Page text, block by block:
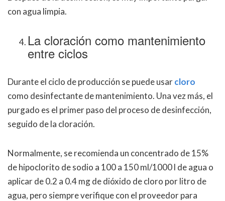
con agua limpia.
La cloración como mantenimiento
entre ciclos
Durante el ciclo de producción se puede usarcloro
como desinfectante de mantenimiento. Una vez más, el
purgado es el primer paso del proceso de desinfección,
seguido de la cloración.
Normalmente, se recomienda un concentrado de 15%
de hipoclorito de sodio a 100 a 150 ml/1000 l de agua o
aplicar de 0.2 a 0.4 mg de dióxido de cloro por litro de
agua, pero siempre verifique con el proveedor para